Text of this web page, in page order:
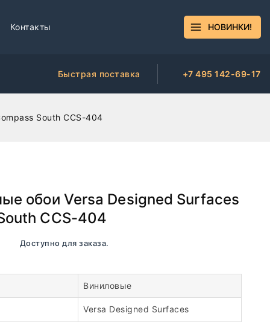
Контакты НОВИНКИ!
Быстрая поставка +7 495 142-69-17
South CCS-404
обои Versa Designed Surfaces
CCS-404
Доступно для заказа.
Виниловые
Versa Designed Surfaces